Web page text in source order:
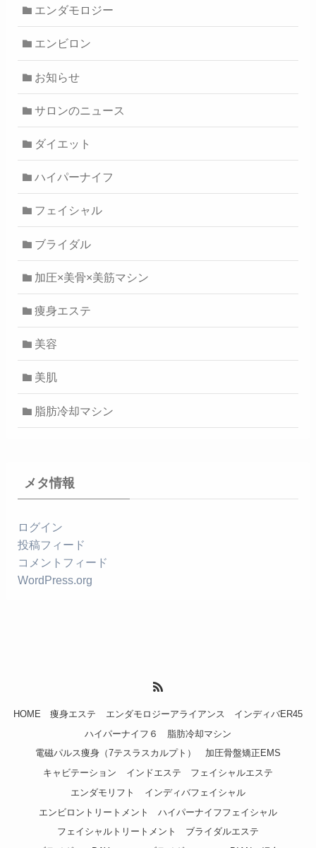
エンダモロジー
エンビロン
お知らせ
サロンのニュース
ダイエット
ハイパーナイフ
フェイシャル
ブライダル
加圧×美骨×美筋マシン
痩身エステ
美容
美肌
脂肪冷却マシン
メタ情報
ログイン
投稿フィード
コメントフィード
WordPress.org
HOME 痩身エステ エンダモロジーアライアンス
インディバER45
ハイパーナイフ６
脂肪冷却マシン
電磁パルス痩身（7テスラスカルプト）
加圧骨盤矯正EMS
キャビテーション
インドエステ
フェイシャルエステ
エンダモリフト
インディバフェイシャル
エンビロントリートメント
ハイパーナイフフェイシャル
フェイシャルトリートメント
ブライダルエステ